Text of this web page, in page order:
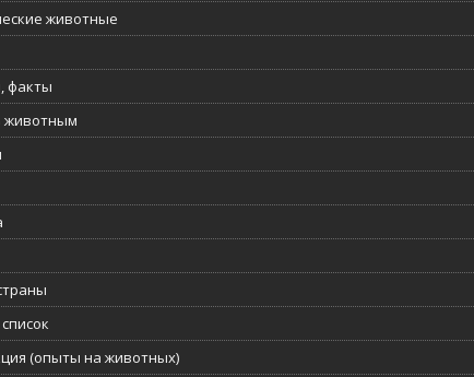
животные
факты
(опыты на животных)